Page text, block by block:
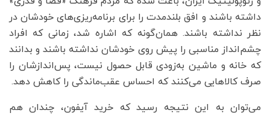
داشته باشند و افق بلندمدت را برای برنامه‌ریزی‌های خودشان در
نظر نداشته باشند. همان‌گونه که اشاره شد، زمانی که افراد
چشم‌انداز مناسبی را پیش روی خودشان نداشته باشند و بدانند
که خانه و ماشین به‌زودی قابل حصول نیست، پس‌اندازشان را
صرف کالاهایی می‌کنند که احساس عقب‌ماندگی را کاهش دهد.
می‌توان به این نتیجه رسید که خرید آیفون، چندان هم